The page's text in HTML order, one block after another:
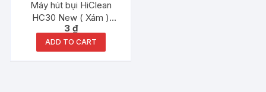
Máy hút bụi HiClean
HC30 New ( Xám )
1500W 30Lit chính hãng
3 ₫
ADD TO CART